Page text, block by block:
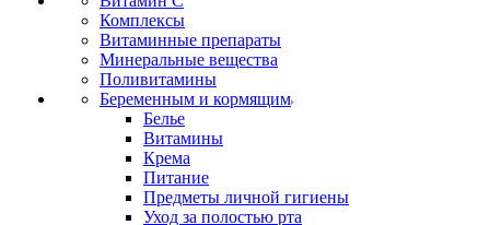
Комплексы
Витаминные препараты
Минеральные вещества
Поливитамины
Беременным и кормящим
Белье
Витамины
Крема
Питание
Предметы личной гигиены
Уход за полостью рта